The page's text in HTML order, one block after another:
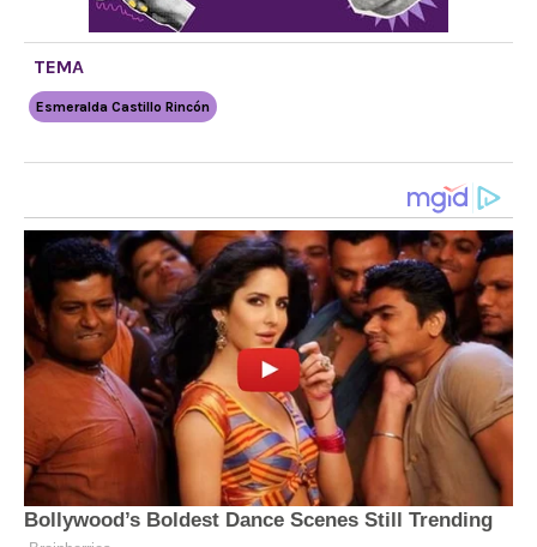
TEMA
Esmeralda Castillo Rincón